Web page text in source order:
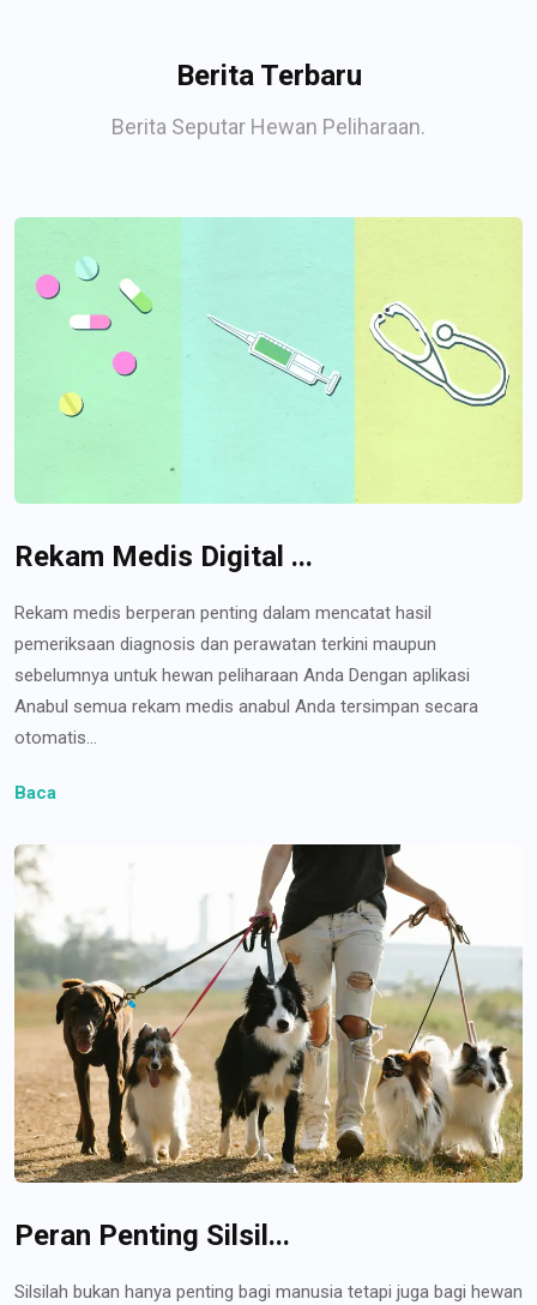
Berita Terbaru
Berita Seputar Hewan Peliharaan.
Rekam Medis Digital ...
Rekam medis berperan penting dalam mencatat hasil
pemeriksaan diagnosis dan perawatan terkini maupun
sebelumnya untuk hewan peliharaan Anda Dengan aplikasi
Anabul semua rekam medis anabul Anda tersimpan secara
otomatis...
Baca
Peran Penting Silsil...
Silsilah bukan hanya penting bagi manusia tetapi juga bagi hewan